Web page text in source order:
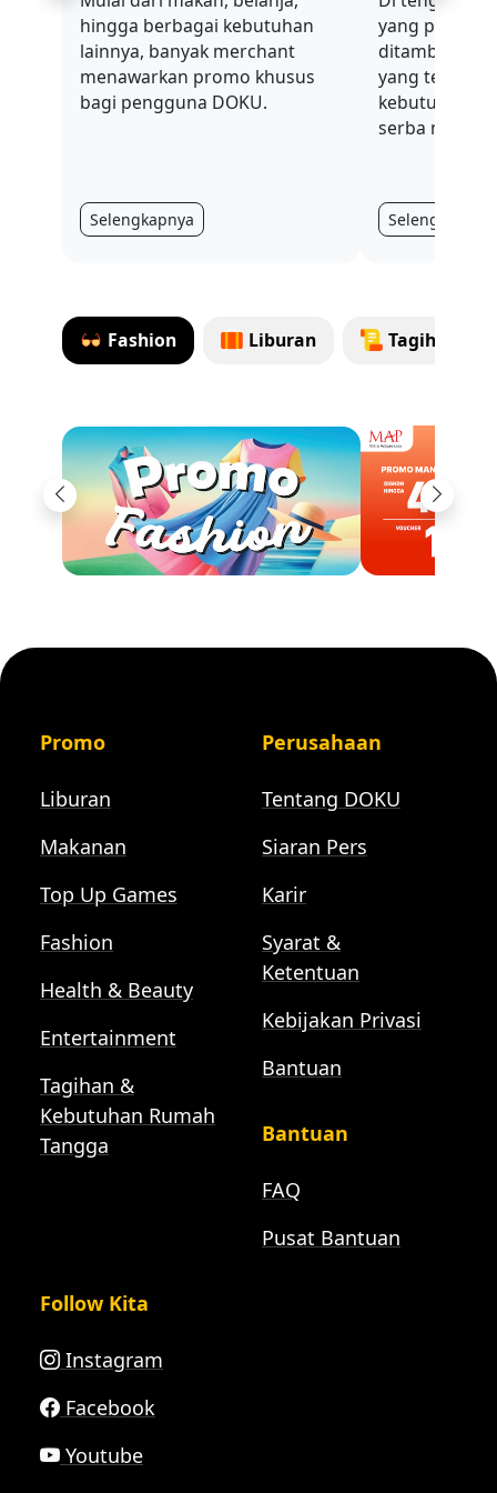
hingga berbagai kebutuhan
lainnya, banyak merchant
menawarkan promo khusus
bagi pengguna DOKU.
Selengkapnya
yang penuh
ditambah
yang terus
kebutuhan
serba mahal.
Selengkapnya
Fashion Liburan Tagihan &
Previous Next
Promo
Liburan
Makanan
Top Up Games
Fashion
Health & Beauty
Entertainment
Tagihan &
Kebutuhan Rumah
Tangga
Perusahaan
Tentang DOKU
Siaran Pers
Karir
Syarat &
Ketentuan
Kebijakan Privasi
Bantuan
Bantuan
FAQ
Pusat Bantuan
Follow Kita
Instagram
Facebook
Youtube